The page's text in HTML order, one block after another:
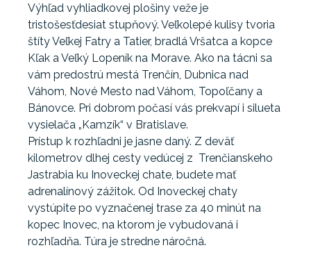
Výhľad vyhliadkovej plošiny veže je
tristošesťdesiat stupňový. Veľkolepé kulisy tvoria
štíty Veľkej Fatry a Tatier, bradlá Vršatca a kopce
Kľak a Veľký Lopeník na Morave. Ako na tácni sa
vám predostrú mestá Trenčín, Dubnica nad
Váhom, Nové Mesto nad Váhom, Topoľčany a
Bánovce. Pri dobrom počasí vás prekvapí i silueta
vysielača „Kamzík“ v Bratislave.
Prístup k rozhľadni je jasne daný. Z deväť
kilometrov dlhej cesty vedúcej z Trenčianskeho
Jastrabia ku Inoveckej chate, budete mať
adrenalínový zážitok. Od Inoveckej chaty
vystúpite po vyznačenej trase za 40 minút na
kopec Inovec, na ktorom je vybudovaná i
rozhľadňa. Túra je stredne náročná.